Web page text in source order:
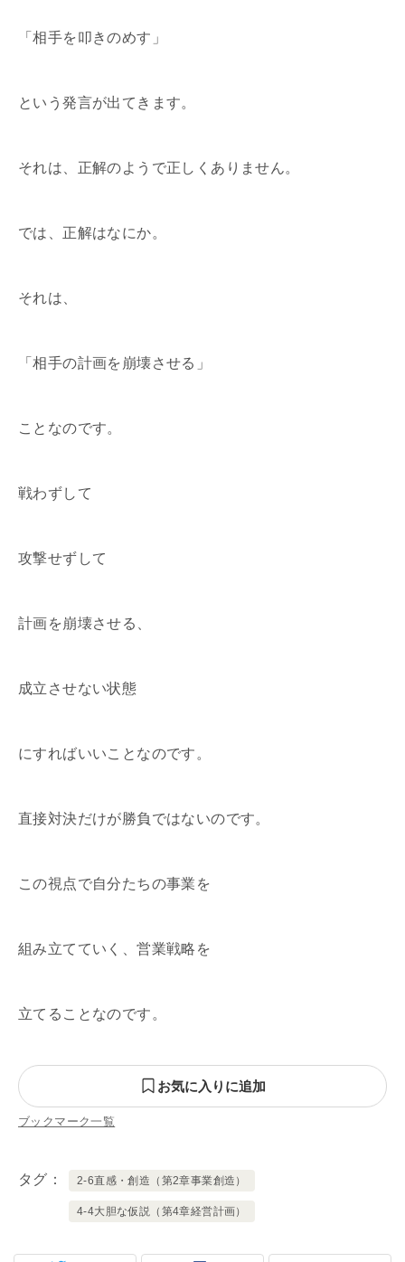
「相手を叩きのめす」
という発言が出てきます。
それは、正解のようで正しくありません。
では、正解はなにか。
それは、
「相手の計画を崩壊させる」
ことなのです。
戦わずして
攻撃せずして
計画を崩壊させる、
成立させない状態
にすればいいことなのです。
直接対決だけが勝負ではないのです。
この視点で自分たちの事業を
組み立てていく、営業戦略を
立てることなのです。
お気に入りに追加
ブックマーク一覧
タグ 2-6直感・創造（第2章事業創造）
4-4大胆な仮説（第4章経営計画）